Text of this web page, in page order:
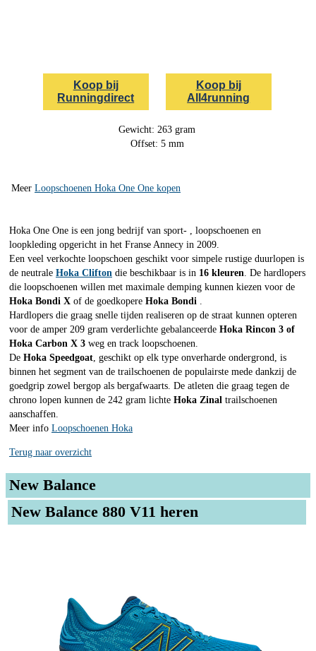
Koop bij
Runningdirect
Koop bij
All4running
Gewicht: 263 gram
Offset: 5 mm
Meer Loopschoenen Hoka One One kopen
Hoka One One is een jong bedrijf van sport- , loopschoenen en
loopkleding opgericht in het Franse Annecy in 2009.
Een veel verkochte loopschoen geschikt voor simpele rustige duurlopen is
de neutrale Hoka Clifton die beschikbaar is in 16 kleuren . De hardlopers
die loopschoenen willen met maximale demping kunnen kiezen voor de
Hoka Bondi X of de goedkopere Hoka Bondi
Hardlopers die graag snelle tijden realiseren op de straat kunnen opteren
voor de amper 209 gram verderlichte gebalanceerde Hoka Rincon 3 of
Hoka Carbon X 3 weg en track loopschoenen.
De Hoka Speedgoat , geschikt op elk type onverharde ondergrond, is
binnen het segment van de trailschoenen de populairste mede dankzij de
goedgrip zowel bergop als bergafwaarts. De atleten die graag tegen de
chrono lopen kunnen de 242 gram lichte Hoka Zinal trailschoenen
aanschaffen.
Meer info Loopschoenen Hoka
Terug naar overzicht
New Balance
New Balance 880 V11 heren